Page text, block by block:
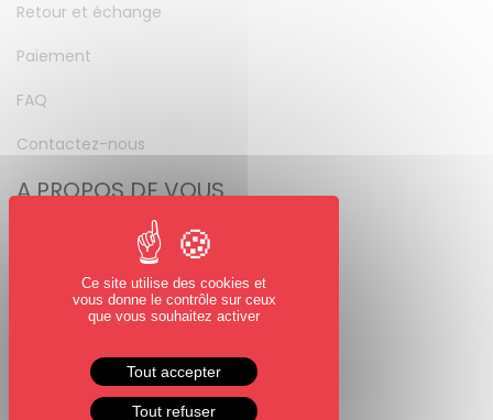
Retour et échange
Paiement
FAQ
Contactez-nous
A PROPOS DE VOUS
Mot de passe perdu
NOUS SUIVRE
Facebook
Instagram
Ce site utilise des cookies et
vous donne le contrôle sur ceux
que vous souhaitez activer
Tout accepter
Tout refuser